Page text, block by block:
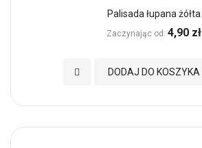
Palisada łupana żółta
Zaczynając od 4,90 zł
DODAJ DO KOSZYKA
Dodaj do Ulubionych